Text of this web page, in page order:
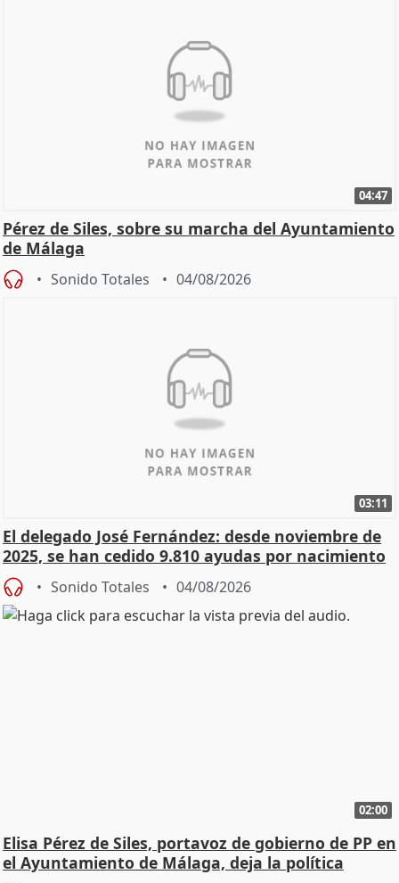
04:47
Pérez de Siles, sobre su marcha del Ayuntamiento
de Málaga
Sonido Totales 04/08/2026
03:11
El delegado José Fernández: desde noviembre de
2025, se han cedido 9.810 ayudas por nacimiento
Sonido Totales 04/08/2026
02:00
Elisa Pérez de Siles, portavoz de gobierno de PP en
el Ayuntamiento de Málaga, deja la política